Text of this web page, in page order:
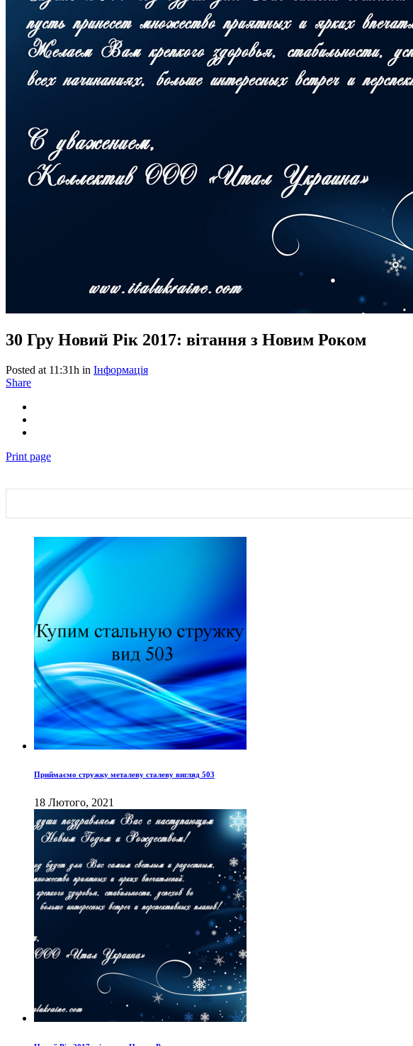
Новий Рік 2017: вітання з Новим Роком
30 Гру Новий Рік 2017: вітання з Новим Роком
Posted at 11:31h in Інформація
Share
Print page
Приймаємо стружку металеву сталеву вигляд 503
18 Лютого, 2021